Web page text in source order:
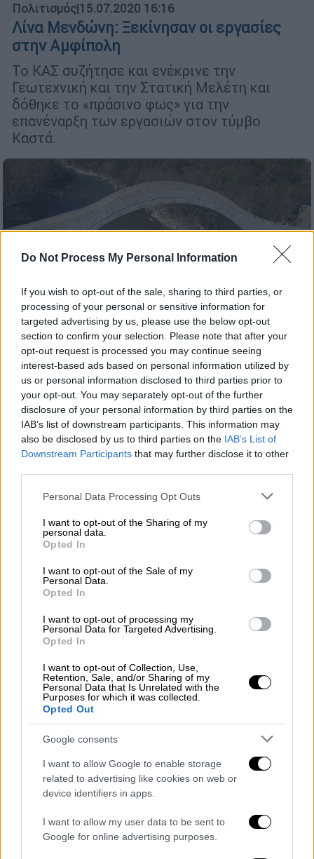
Do Not Process My Personal Information
If you wish to opt-out of the sale, sharing to third parties, or
processing of your personal or sensitive information for
targeted advertising by us, please use the below opt-out
section to confirm your selection. Please note that after your
opt-out request is processed you may continue seeing
interest-based ads based on personal information utilized by
us or personal information disclosed to third parties prior to
your opt-out. You may separately opt-out of the further
disclosure of your personal information by third parties on the
IAB’s list of downstream participants. This information may
also be disclosed by us to third parties on the IAB’s List of
Downstream Participants that may further disclose it to other
Please note that this website/app uses one or more Google
not limited to your visit or usage behaviour. You may click to
grant or deny consent to Google and its third-party tags to
use your data for below specified purposes in below Google
consent section.
Personal Data Processing Opt Outs
I want to opt-out of the Sharing of my
personal data.
Opted In
I want to opt-out of the Sale of my
Personal Data.
Opted In
I want to opt-out of processing my
Personal Data for Targeted Advertising.
Opted In
I want to opt-out of Collection, Use,
Retention, Sale, and/or Sharing of my
Personal Data that Is Unrelated with the
Purposes for which it was collected.
Opted Out
Google consents
I want to allow Google to enable storage
related to advertising like cookies on web or
device identifiers in apps.
I want to allow my user data to be sent to
Google for online advertising purposes.
Πολιτισμός|15.07.2020 16:16
Λίνα Μενδώνη: Ξεκίνησαν οι εργασίες
στην Αμφίπολη
Το ΚΑΣ συζήτησε και ενέκρινε την
Γεωτεχνική και την Στατική Μελέτη και
δόθηκε το «πράσινο φως» για την
επανέναρξη των εργασιών στον τύμβο
Καστά.
Ελλάδα 24.02.2020 15:31
Γεφύρι της Πλάκας: Αποκαλυπτήρια και
πρώτη δοκιμασία από σεισμό
Οι πρώτες εικόνες του
ανακατασκευασμένου γεφυριού που
κατέρρευσε το 2015. Η «χειρουργική»
αφαίρεση της σκαλωσιάς και το crash test
από τον Εγκέλαδο που το ταρακούνησε
Ελλάδα 07.12.2019 14:41
Όρθιο ξανά το γεφύρι της Πλάκας μετά
από τέσσερα χρόνια (pic)
«Κλειδί» στην ολοκλήρωση του έργου
υπήρξε ο κεντρικός τελευταίος θολίτης, η
πέτρα που ενώνει τις δύο πλευρές του
τόξου